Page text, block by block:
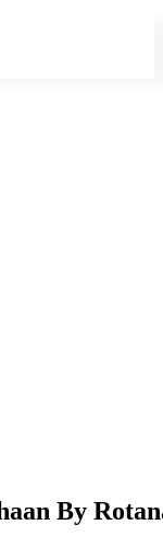
By